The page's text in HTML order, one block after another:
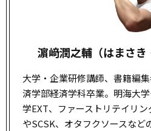
濵﨑潤之輔（はまさき
大学・企業研修講師、書籍編
済学部経済学科卒業。明海大
学EXT、ファーストリテイリ
やSCSK、オタフクソースなど